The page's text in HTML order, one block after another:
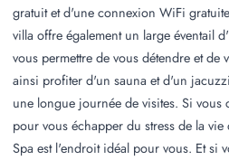
gratuit et d'une connexion WiFi
villa offre également un large éventail
vous permettre de vous détendre et
ainsi profiter d'un sauna et d'un
une longue journée de visites. Si
pour vous échapper du stress de la
Spa est l'endroit idéal pour vous. Et si